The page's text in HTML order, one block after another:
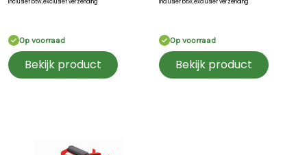
Inclusief btw,exclusief verzending
Op voorraad
Bekijk product
Inclusief btw,exclusief verzending
Op voorraad
Bekijk product